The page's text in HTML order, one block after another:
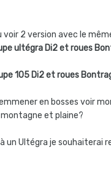
voir 2 version avec le
ultégra Di2 et roues
105 Di2 et roues
en bosses voir
et plaine?
un Ultégra je souhaiterai